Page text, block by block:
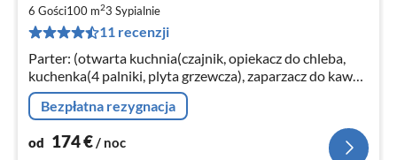
6 Gości100 m23 Sypialnie
11 recenzji
Parter: (otwarta kuchnia(czajnik, opiekacz do chleba,
kuchenka(4 palniki, plyta grzewcza), zaparzacz do kawy,
piekarnik, kuchenka mikrofalowa, zmywarka do naczyń,
lodówka, zamrażar...
Bezpłatna rezygnacja
od 174€/ noc